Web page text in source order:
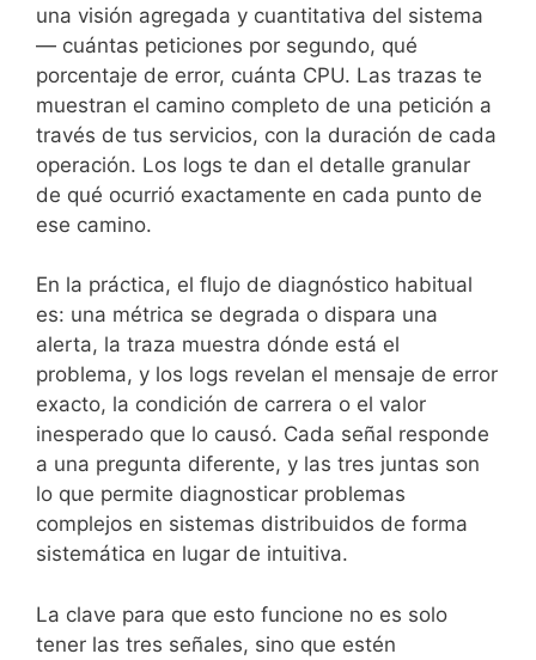
una visión agregada y cuantitativa del sistema
— cuántas peticiones por segundo, qué
porcentaje de error, cuánta CPU. Las trazas te
muestran el camino completo de una petición a
través de tus servicios, con la duración de cada
operación. Los logs te dan el detalle granular
de qué ocurrió exactamente en cada punto de
ese camino.
En la práctica, el flujo de diagnóstico habitual
es: una métrica se degrada o dispara una
alerta, la traza muestra dónde está el
problema, y los logs revelan el mensaje de error
exacto, la condición de carrera o el valor
inesperado que lo causó. Cada señal responde
a una pregunta diferente, y las tres juntas son
lo que permite diagnosticar problemas
complejos en sistemas distribuidos de forma
sistemática en lugar de intuitiva.
La clave para que esto funcione no es solo
tener las tres señales, sino que estén